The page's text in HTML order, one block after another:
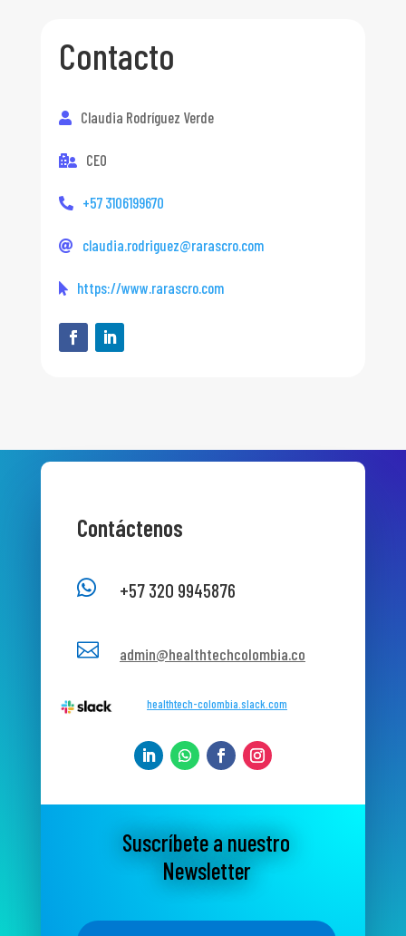
Contacto
Claudia Rodríguez Verde
CEO
+57 3106199670
claudia.rodriguez@rarascro.com
https://www.rarascro.com
Contáctenos
 +57 320 9945876
 admin@healthtechcolombia.co
healthtech-colombia.slack.com
Suscríbete a nuestro
Newsletter